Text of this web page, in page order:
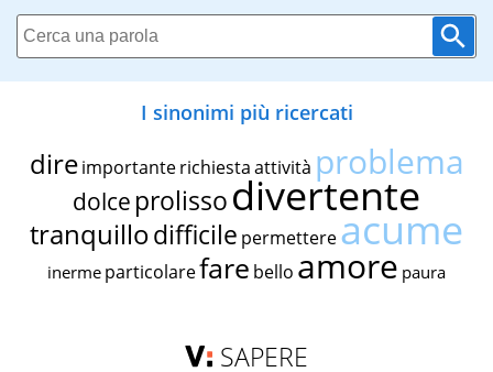
I sinonimi più ricercati
dire importante richiestaattività problema
dolce prolissodivertente
tranquillodifficile permettereacume
inerme particolarefare bello amore paura
SAPERE